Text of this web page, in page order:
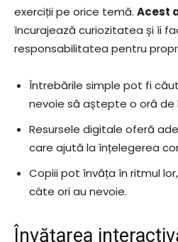
exerciții pe orice temă. Acest
încurajează curiozitatea și îi
responsabilitatea pentru
Întrebările simple pot fi
nevoie să aștepte o oră de
Resursele digitale oferă
care ajută la înțelegerea
Copiii pot învăța în ritmul
câte ori au nevoie.
Învățarea